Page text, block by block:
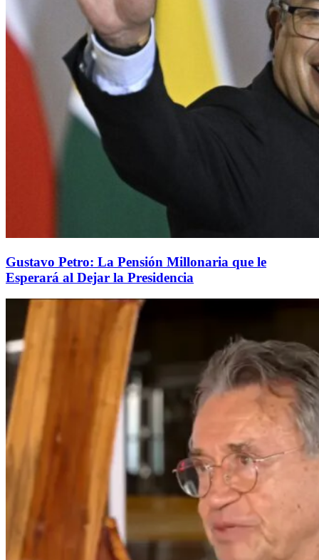
Gustavo Petro: La Pensión Millonaria que le
Esperará al Dejar la Presidencia